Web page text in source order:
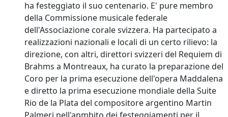
ha festeggiato il suo centenario. E' pure membro
della Commissione musicale federale
dell'Associazione corale svizzera. Ha partecipato a
realizzazioni nazionali e locali di un certo rilievo: la
direzione, con altri, direttori svizzeri del Requiem di
Brahms a Montreaux, ha curato la preparazione del
Coro per la prima esecuzione dell'opera Maddalena
e diretto la prima esecuzione mondiale della Suite
Rio de la Plata del compositore argentino Martin